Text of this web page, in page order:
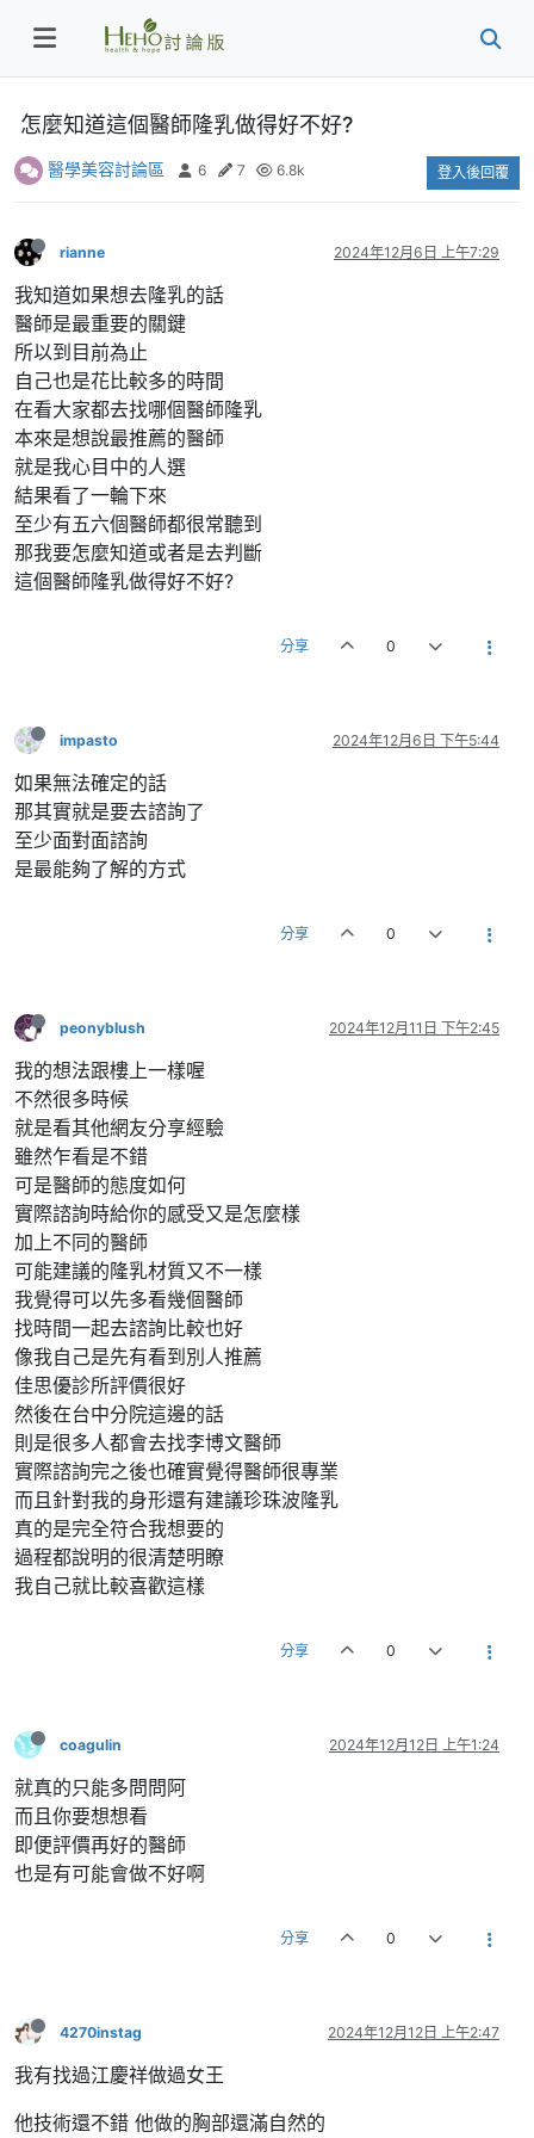
怎麼知道這個醫師隆乳做得好不好?
醫學美容討論區 6 7 6.8k 登入後回覆
rianne 2024年12月6日 上午7:29
我知道如果想去隆乳的話
醫師是最重要的關鍵
所以到目前為止
自己也是花比較多的時間
在看大家都去找哪個醫師隆乳
本來是想說最推薦的醫師
就是我心目中的人選
結果看了一輪下來
至少有五六個醫師都很常聽到
那我要怎麼知道或者是去判斷
這個醫師隆乳做得好不好?
分享 0
impasto 2024年12月6日 下午5:44
如果無法確定的話
那其實就是要去諮詢了
至少面對面諮詢
是最能夠了解的方式
分享 0
peonyblush 2024年12月11日 下午2:45
我的想法跟樓上一樣喔
不然很多時候
就是看其他網友分享經驗
雖然乍看是不錯
可是醫師的態度如何
實際諮詢時給你的感受又是怎麼樣
加上不同的醫師
可能建議的隆乳材質又不一樣
我覺得可以先多看幾個醫師
找時間一起去諮詢比較也好
像我自己是先有看到別人推薦
佳思優診所評價很好
然後在台中分院這邊的話
則是很多人都會去找李博文醫師
實際諮詢完之後也確實覺得醫師很專業
而且針對我的身形還有建議珍珠波隆乳
真的是完全符合我想要的
過程都說明的很清楚明瞭
我自己就比較喜歡這樣
分享 0
coagulin 2024年12月12日 上午1:24
就真的只能多問問阿
而且你要想想看
即便評價再好的醫師
也是有可能會做不好啊
分享 0
4270instag 2024年12月12日 上午2:47
我有找過江慶祥做過女王
他技術還不錯 他做的胸部還滿自然的